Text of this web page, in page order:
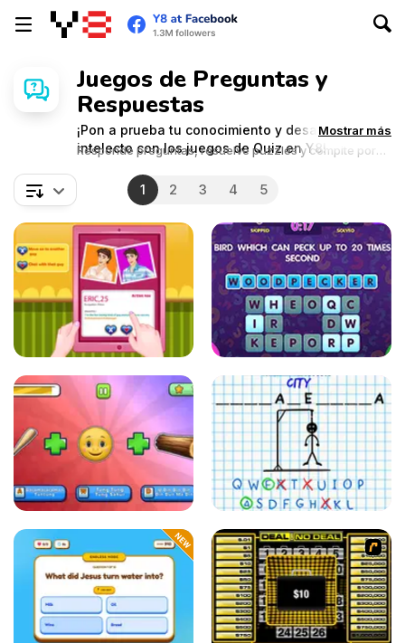
Juegos de Preguntas y
Respuestas
¡Pon a prueba tu conocimiento y desafía tu
intelecto con los juegos de Quiz en Y8!
Responde preguntas, resuelve puzzles y compite por
Mostrar más
1 2 3 4 5